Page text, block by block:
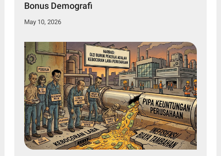
Bonus Demografi
May 10, 2026